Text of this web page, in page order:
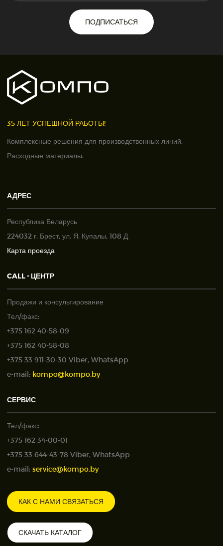
ПОДПИСАТЬСЯ
35 ЛЕТ УСПЕШНОЙ РАБОТЫ!
Комплексные решения для производственных линий.
Расходные материалы.
АДРЕС
Республика Беларусь
224032 г. Брест, ул. Я. Купалы, 108 Д
Карта проезда
CALL - ЦЕНТР
Продажи и консультирование
Тел/факс:
+375 162 40-58-09
+375 162 40-58-08
+375 33 911-30-30 Viber, WhatsApp
e-mail: kompo@kompo.by
СЕРВИС
Тел/факс:
+375 162 34-00-01
+375 33 644-43-78 Viber, WhatsApp
e-mail: service@kompo.by
КАК С НАМИ СВЯЗАТЬСЯ
СКАЧАТЬ КАТАЛОГ